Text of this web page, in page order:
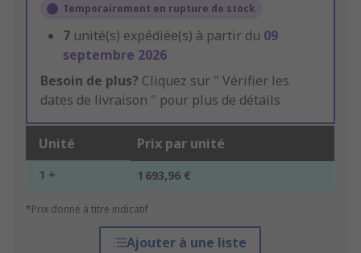
Temporairement en rupture de stock
7 unité(s) expédiée(s) à partir du 09
septembre 2026
Besoin de plus? Cliquez sur " Vérifier les
dates de livraison " pour plus de détails
Unité Prix par unité
1 + 1 693,96 €
*Prix donné à titre indicatif
Ajouter à une liste